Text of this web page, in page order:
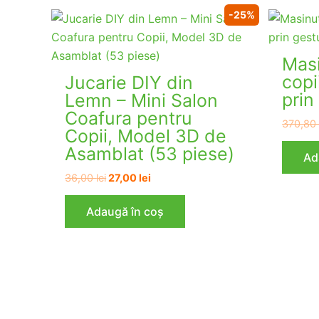
-25%
Jucarie DIY din
Lemn – Mini Salon
Coafura pentru
Copii, Model 3D de
Asamblat (53 piese)
36,00leiPrețul
fost:
36,00 lei.
27,00lei
27,00 lei.
Adaugă în coș
370,80